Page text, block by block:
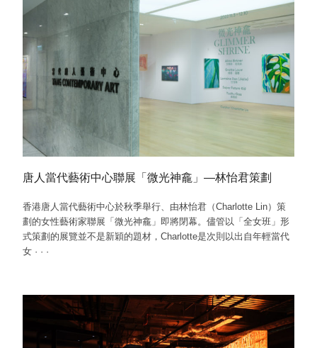
唐人當代藝術中心聯展「微光神龕」—林怡君策劃
香港唐人當代藝術中心於秋季舉行、由林怡君（Charlotte Lin）策
劃的女性藝術家聯展「微光神龕」即將閉幕。儘管以「全女班」形
式策劃的展覽並不是新穎的題材，Charlotte是次則以出自年輕當代
女 · · ·